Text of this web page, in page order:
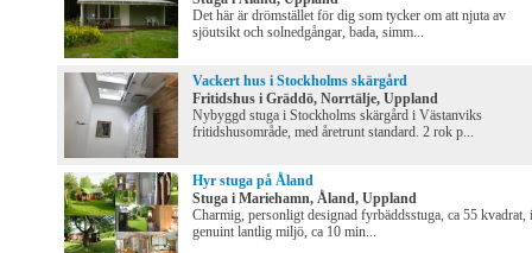
Det här är drömstället för dig som tycker om att njuta av
sjöutsikt och solnedgångar, bada, simm...
Vackert hus i Stockholms skärgård
Fritidshus i Gräddö, Norrtälje, Uppland
Nybyggd stuga i Stockholms skärgård i Västanviks
fritidshusområde, med åretrunt standard. 2 rok p...
Hyr stuga på Åland
Stuga i Mariehamn, Åland, Uppland
Charmig, personligt designad fyrbäddsstuga, ca 55 kvadrat, i
genuint lantlig miljö, ca 10 min...